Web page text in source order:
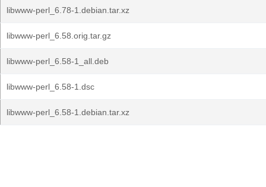
libwww-perl_6.78-1.debian.tar.xz
libwww-perl_6.58.orig.tar.gz
libwww-perl_6.58-1_all.deb
libwww-perl_6.58-1.dsc
libwww-perl_6.58-1.debian.tar.xz